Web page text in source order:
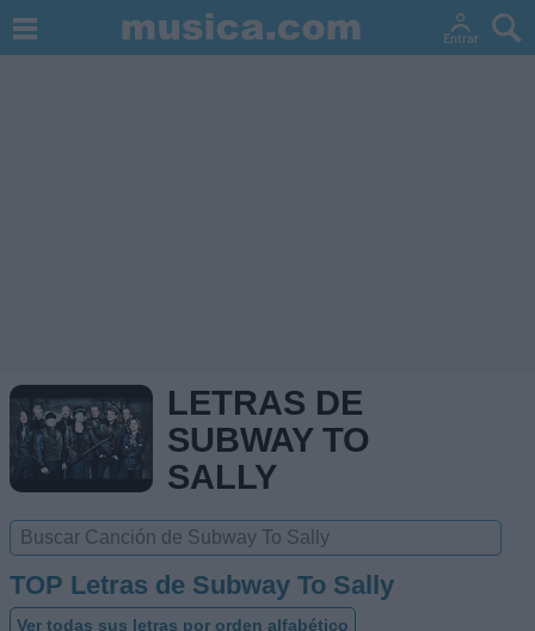
LETRAS DE
SUBWAY TO
SALLY
TOP Letras de Subway To Sally
Ver todas sus letras por orden alfabético